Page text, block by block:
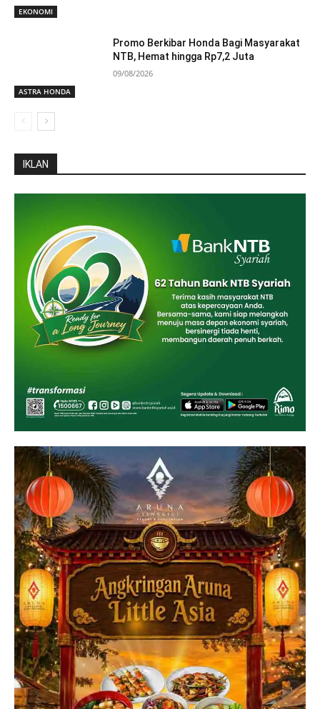
EKONOMI
ASTRA HONDA
Promo Berkibar Honda Bagi Masyarakat
NTB, Hemat hingga Rp7,2 Juta
09/08/2026
IKLAN